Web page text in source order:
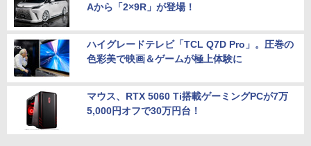
Aから「2×9R」が登場！
ハイグレードテレビ「TCL Q7D Pro」。圧巻の
色彩美で映画＆ゲームが極上体験に
マウス、RTX 5060 Ti搭載ゲーミングPCが7万
5,000円オフで30万円台！